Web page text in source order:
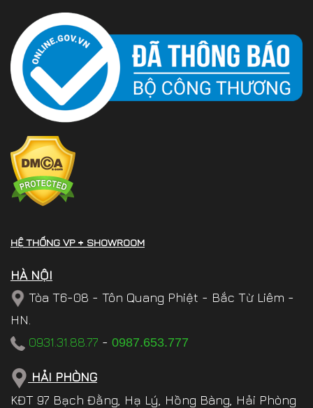
HỆ THỐNG VP + SHOWROOM
HÀ NỘI
Tòa T6-08 - Tôn Quang Phiệt - Bắc Từ Liêm -
HN.
0931.31.88.77 - 0987.653.777
HẢI PHÒNG
KĐT 97 Bạch Đằng, Hạ Lý, Hồng Bàng, Hải Phòng